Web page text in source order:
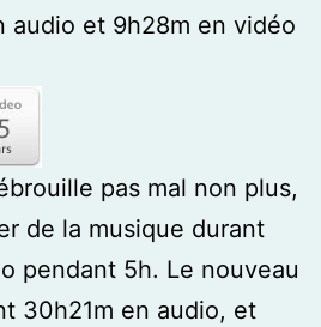
audio et 9h28m en vidéo
pas mal non plus,
de la musique durant
pendant 5h. Le nouveau
30h21m en audio, et